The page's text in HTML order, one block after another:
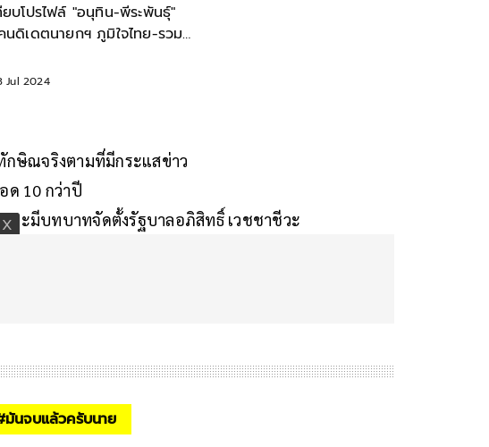
ยบโปรไฟล์ "อนุทิน-พีระพันธุ์"
นดิเดตนายกฯ ภูมิใจไทย-รวม
Jul 2024
ษิณจริงตามที่มีกระแสข่าว
ด 10 กว่าปี
ะมีบทบาทจัดตั้งรัฐบาลอภิสิทธิ์ เวชชาชีวะ
มันจบแล้วครับนาย